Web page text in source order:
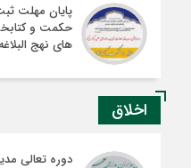
حکمت و
های نهج البلاغه
اخلاق
دوره تعالی